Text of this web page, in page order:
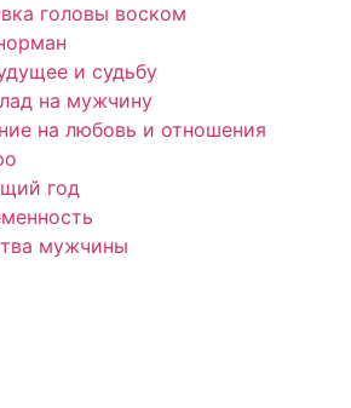
головы воском
и судьбу
на мужчину
на любовь и отношения
год
мужчины